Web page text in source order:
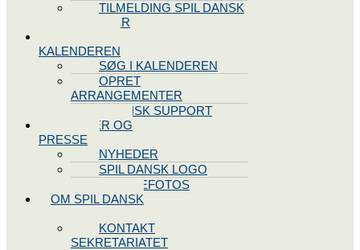
TILMELDING SPIL DANSK
ARTISTER
KALENDEREN
SØG I KALENDEREN
OPRET
ARRANGEMENTER
TEKNISK SUPPORT
NYHEDER OG
PRESSE
NYHEDER
SPIL DANSK LOGO
PRESSEFOTOS
OM SPIL DANSK
KONTAKT
SEKRETARIATET